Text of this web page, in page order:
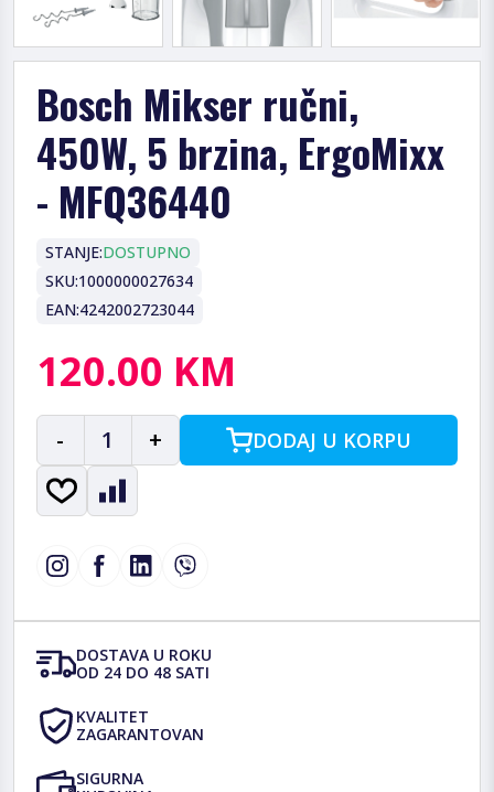
Bosch Mikser ručni,
450W, 5 brzina, ErgoMixx
- MFQ36440
STANJE:DOSTUPNO
SKU:1000000027634
EAN:4242002723044
120.00 KM
- 1 + DODAJ U KORPU
DOSTAVA U ROKU
OD 24 DO 48 SATI
KVALITET
ZAGARANTOVAN
SIGURNA